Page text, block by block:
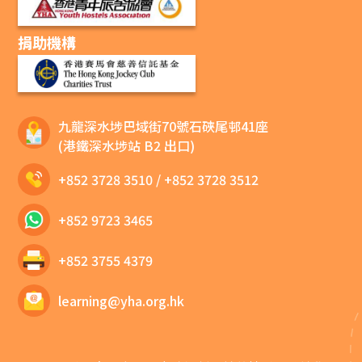
捐助機構
九龍深水埗巴域街70號石硤尾邨41座
(港鐵深水埗站 B2 出口)
+852 3728 3510 / +852 3728 3512
+852 9723 3465
+852 3755 4379
learning@yha.org.hk